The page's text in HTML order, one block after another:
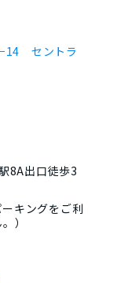
セントラ
8A出口徒歩3
キングをご利
）